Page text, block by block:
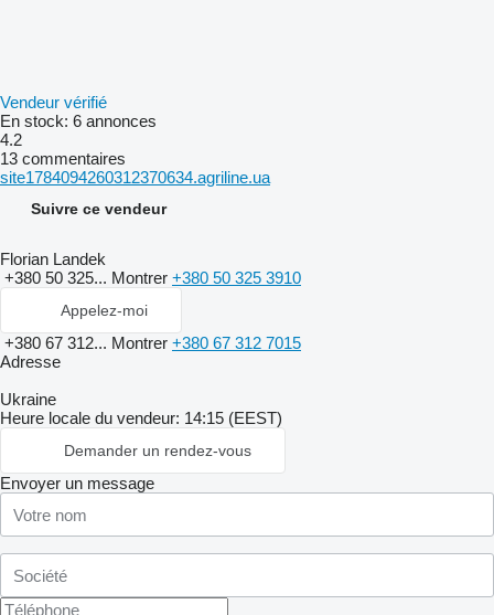
Vendeur vérifié
En stock: 6 annonces
4.2
13 commentaires
site1784094260312370634.agriline.ua
Suivre ce vendeur
Florian Landek
+380 50 325... Montrer +380 50 325 3910
Appelez-moi
+380 67 312... Montrer +380 67 312 7015
Adresse
Ukraine
Heure locale du vendeur: 14:15 (EEST)
Demander un rendez-vous
Envoyer un message